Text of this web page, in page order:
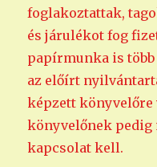
foglakoztattak,
és járulékot fog
papírmunka is több
az előírt
képzett könyvelőre
könyvelőnek pedig
kapcsolat kell.